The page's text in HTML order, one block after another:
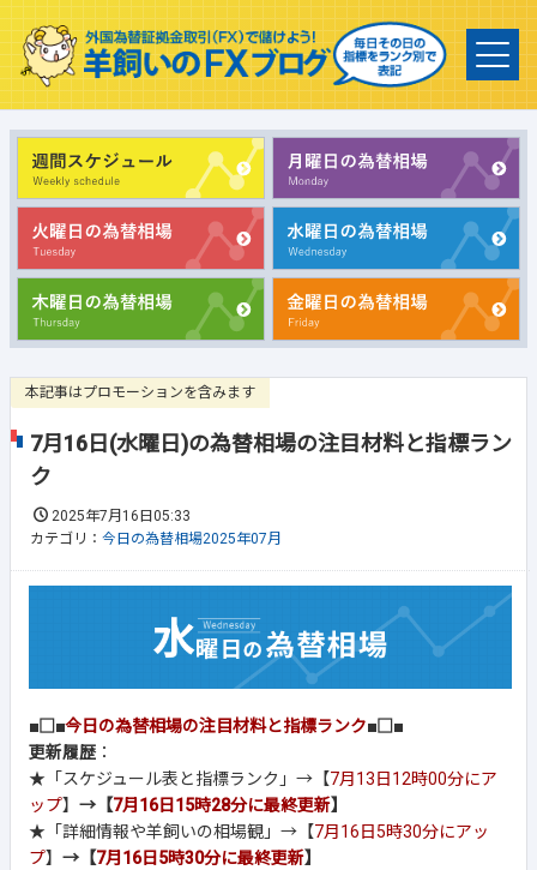
本記事はプロモーションを含みます
7月16日(水曜日)の為替相場の注目材料と指標ラン
ク
2025年7月16日05:33
カテゴリ： 今日の為替相場2025年07月
■□■今日の為替相場の注目材料と指標ランク■□■
更新履歴 ：
★「スケジュール表と指標ランク」→【7月13日12時00分にア
ップ】 →【7月16日15時28分に最終更新】
★「詳細情報や羊飼いの相場観」→【7月16日5時30分にアッ
プ】 →【7月16日5時30分に最終更新】